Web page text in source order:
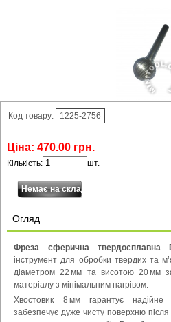
Код товару: 1225-2756
Ціна: 470.00 грн.
Кількість: шт.
Огляд
Фреза сферична твердосплавна
інструмент для обробки твердих та
діаметром 22 мм та висотою 20 мм
матеріалу з мінімальним нагрівом.
Хвостовик 8 мм гарантує надійне
забезпечує дуже чисту поверхню